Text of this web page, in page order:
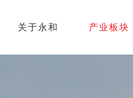
关于永和 产业板块